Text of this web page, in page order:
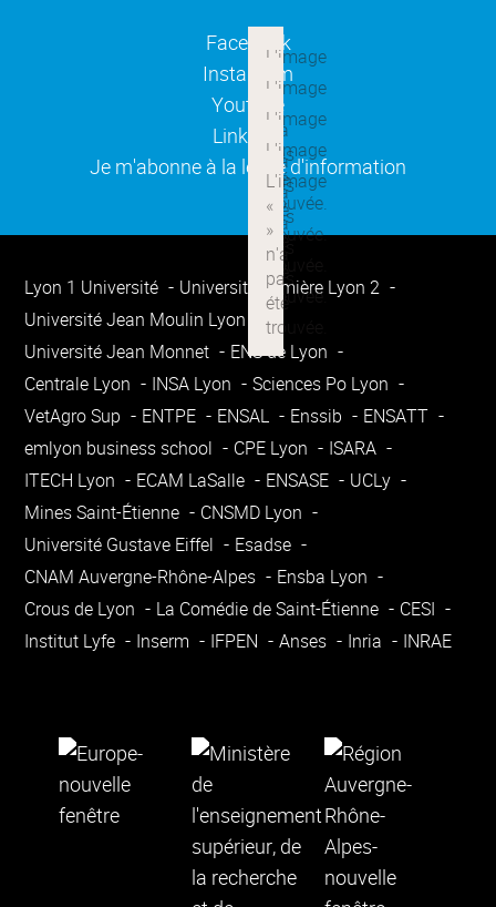
Facebook
(ouverture dans une
Instagram(ouverture dans une
Youtube(ouverture dans une
Linkedin
(ouverture dans une
Je m'abonne à la lettre d'information
(ouverture dans une
Lyon 1 Université
Université Lumière Lyon 2
Université Jean Moulin Lyon 3
Université Jean Monnet
ENS de Lyon
Centrale Lyon
INSA Lyon
Sciences Po Lyon
VetAgro Sup
ENTPE ENSAL Enssib
ENSATT
emlyon business school
CPE Lyon
ISARA
ITECH Lyon
ECAM LaSalle ENSASE
UCLy
Mines Saint-Étienne
CNSMD Lyon
Université Gustave Eiffel
Esadse
CNAM Auvergne-Rhône-Alpes
Ensba Lyon
Crous de Lyon
La Comédie de Saint-Étienne
CESI
Institut Lyfe
Inserm IFPEN Anses Inria INRAE